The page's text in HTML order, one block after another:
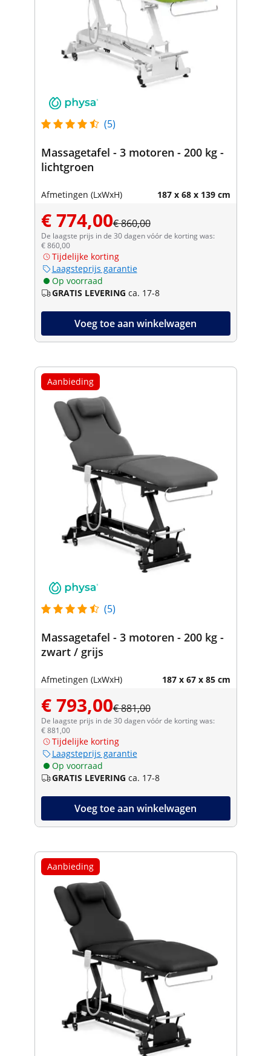
(5)
Massagetafel - 3 motoren - 200 kg -
lichtgroen
Afmetingen (LxWxH) 187 x 68 x 139 cm
€ 774,00€ 860,00
De laagste prijs in de 30 dagen vóór de korting was:
€ 860,00
Tijdelijke korting
Laagsteprijs garantie
Op voorraad
GRATIS LEVERING ca. 17-8
Voeg toe aan winkelwagen
Aanbieding
(5)
Massagetafel - 3 motoren - 200 kg -
zwart / grijs
Afmetingen (LxWxH) 187 x 67 x 85 cm
€ 793,00€ 881,00
De laagste prijs in de 30 dagen vóór de korting was:
€ 881,00
Tijdelijke korting
Laagsteprijs garantie
Op voorraad
GRATIS LEVERING ca. 17-8
Voeg toe aan winkelwagen
Aanbieding